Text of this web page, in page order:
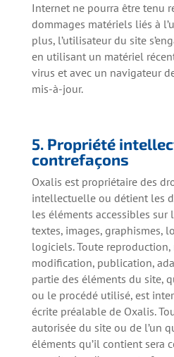
Internet ne pourra être tenu
dommages matériels liés à
plus, l’utilisateur du site
en utilisant un matériel
virus et avec un navigateur
mis-à-jour.
5. Propriété
contrefaçons
Oxalis est propriétaire des
intellectuelle ou détient les
les éléments accessibles sur
textes, images, graphismes,
logiciels. Toute
modification, publication,
partie des éléments du site,
ou le procédé utilisé, est
écrite préalable de Oxalis.
autorisée du site ou de l’un
éléments qu’il contient sera